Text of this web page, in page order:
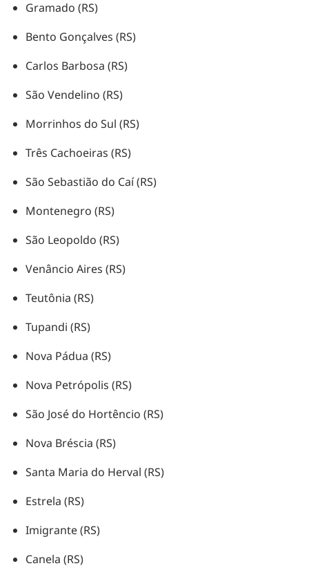
Gramado (RS)
Bento Gonçalves (RS)
Carlos Barbosa (RS)
São Vendelino (RS)
Morrinhos do Sul (RS)
Três Cachoeiras (RS)
São Sebastião do Caí (RS)
Montenegro (RS)
São Leopoldo (RS)
Venâncio Aires (RS)
Teutônia (RS)
Tupandi (RS)
Nova Pádua (RS)
Nova Petrópolis (RS)
São José do Hortêncio (RS)
Nova Bréscia (RS)
Santa Maria do Herval (RS)
Estrela (RS)
Imigrante (RS)
Canela (RS)